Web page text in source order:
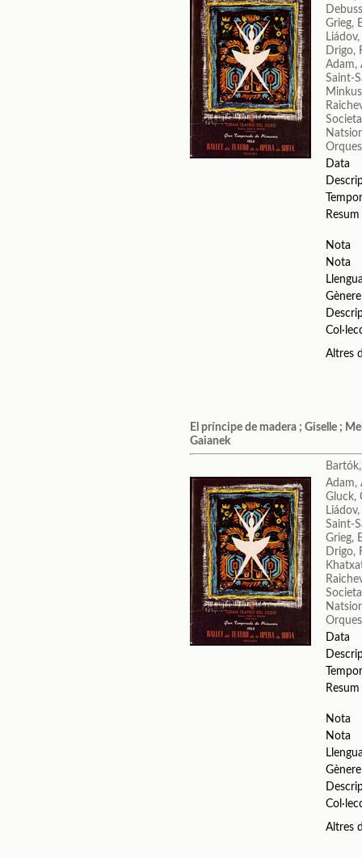
Grieg,
Drigo,
Adam,
Saint-
Data
Resum
Nota
Nota
Gènere
Altres
El príncipe de madera ; Giselle ;
Gaianek
Adam,
Gluck,
Saint-
Grieg,
Drigo,
Data
Resum
Nota
Nota
Gènere
Altres